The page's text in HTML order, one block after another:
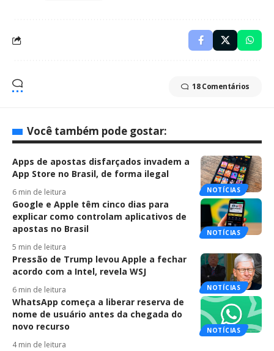
18 Comentários
Você também pode gostar:
NOTÍCIAS
Apps de apostas disfarçados invadem a
App Store no Brasil, de forma ilegal
6 min de leitura
NOTÍCIAS
Google e Apple têm cinco dias para
explicar como controlam aplicativos de
apostas no Brasil
5 min de leitura
NOTÍCIAS
Pressão de Trump levou Apple a fechar
acordo com a Intel, revela WSJ
6 min de leitura
NOTÍCIAS
WhatsApp começa a liberar reserva de
nome de usuário antes da chegada do
novo recurso
4 min de leitura